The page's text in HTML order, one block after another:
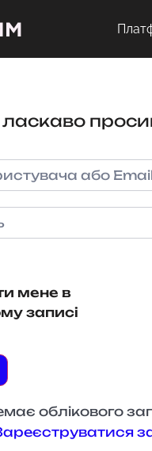
ласкаво
мене в
записі
облікового